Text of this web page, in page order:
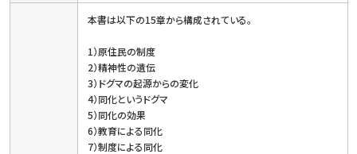
本書は以下の15章から構成されている。
1）原住民の制度
2）精神性の遺伝
3）ドグマの起源からの変化
4）同化というドグマ
5）同化の効果
6）教育による同化
7）制度による同化